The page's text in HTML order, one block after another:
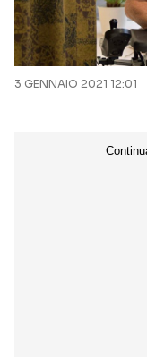
3 GENNAIO 2021 12:01